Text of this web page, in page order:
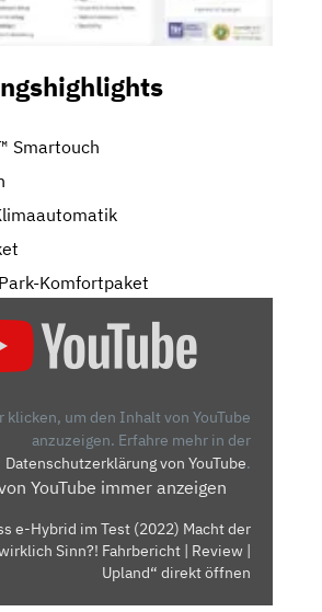
Smartouch
Komfortpaket
klicken, um den Inhalt von YouTube
anzuzeigen. Erfahre mehr in der
Datenschutzerklärung von YouTube.
YouTube immer anzeigen
e-Hybrid im Test (2022) Macht der
Sinn?! Fahrbericht | Review |
Upland“ direkt öffnen